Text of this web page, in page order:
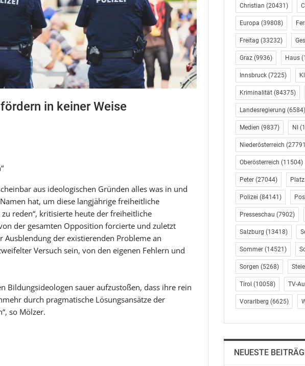
in keiner Weise
aus ideologischen Gründen alles was in und
hat, um diese langjährige freiheitliche
reden“, kritisierte heute der freiheitliche
der gesamten Opposition forcierte und zuletzt
der existierenden Probleme an
Versuch sein, von den eigenen Fehlern und
Bildungsideologen sauer aufzustoßen, dass ihre rein
durch pragmatische Lösungsansätze der
so Mölzer.
Christian (20431)
Europa (39808)
Freitag (33232)
Graz(9936) Haus
Innsbruck(7225)
Kriminalität(84375)
Landesregierung (6584)
Medien (9837) NI
Niederösterreich
Oberösterreich (11504)
Peter(27044) Platz
Polizei (84141)
Presseschau (7902)
Salzburg (13418)
Sommer(14521)
Sorgen (5268)
Tirol (10058) TV-
Vorarlberg (6625)
NEUESTE